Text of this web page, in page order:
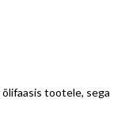
tootele, sega